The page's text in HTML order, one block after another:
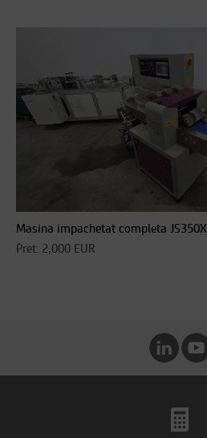
Masina impachetat completa JS350X
Pret: 2,000 EUR